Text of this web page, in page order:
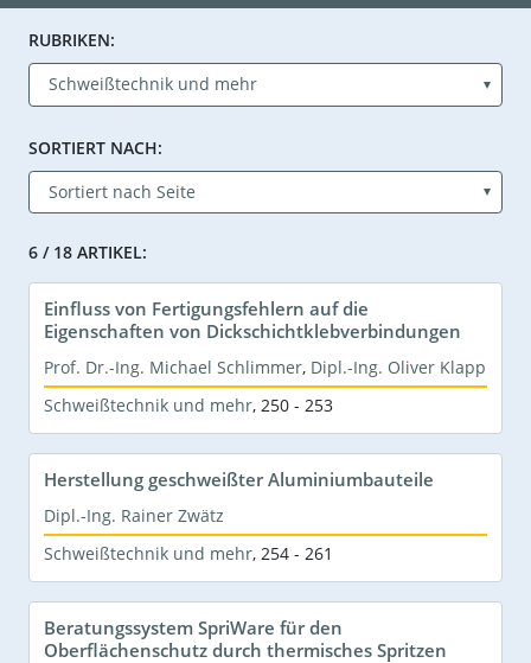
RUBRIKEN:
SORTIERT NACH:
6 / 18 ARTIKEL:
Einfluss von Fertigungsfehlern auf die
Eigenschaften von Dickschichtklebverbindungen
Prof. Dr.-Ing. Michael Schlimmer, Dipl.-Ing. Oliver Klapp
Schweißtechnik und mehr, 250 - 253
Herstellung geschweißter Aluminiumbauteile
Dipl.-Ing. Rainer Zwätz
Schweißtechnik und mehr, 254 - 261
Beratungssystem SpriWare für den
Oberflächenschutz durch thermisches Spritzen